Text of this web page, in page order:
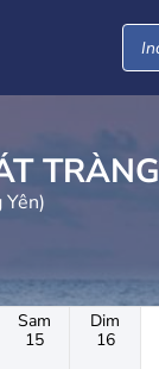
BÁT TRÀNG
Sam
15
Dim
16